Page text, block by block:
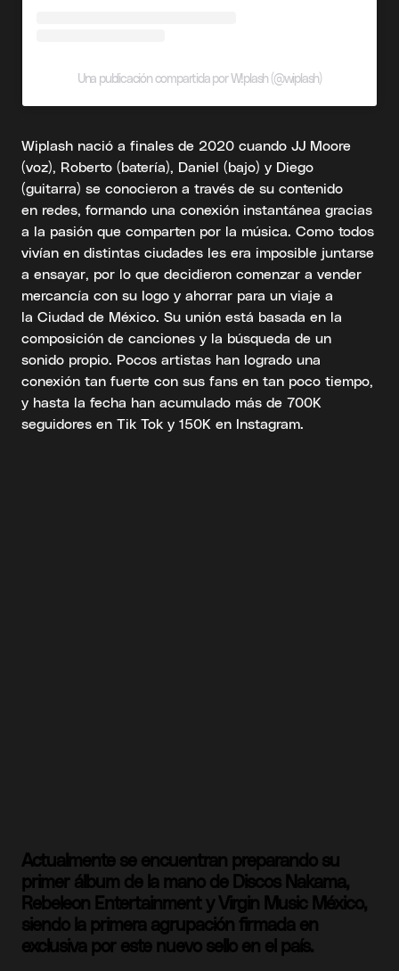
Una publicación compartida por W!plash (@wiplash)
Wiplash nació a finales de 2020 cuando JJ Moore
(voz), Roberto (batería), Daniel (bajo) y Diego
(guitarra) se conocieron a través de su contenido
en redes, formando una conexión instantánea gracias
a la pasión que comparten por la música. Como todos
vivían en distintas ciudades les era imposible juntarse
a ensayar, por lo que decidieron comenzar a vender
mercancía con su logo y ahorrar para un viaje a
la Ciudad de México. Su unión está basada en la
composición de canciones y la búsqueda de un
sonido propio. Pocos artistas han logrado una
conexión tan fuerte con sus fans en tan poco tiempo,
y hasta la fecha han acumulado más de 700K
seguidores en Tik Tok y 150K en Instagram.
Actualmente se encuentran preparando su
primer álbum de la mano de Discos Nakama,
Rebeleon Entertainment y Virgin Music México,
siendo la primera agrupación firmada en
exclusiva por este nuevo sello en el país.